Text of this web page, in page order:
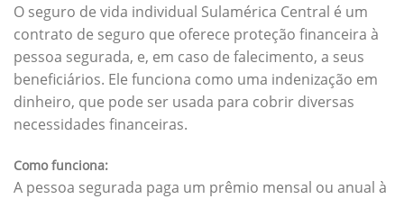
O seguro de vida individual Sulamérica Central é um
contrato de seguro que oferece proteção financeira à
pessoa segurada, e, em caso de falecimento, a seus
beneficiários. Ele funciona como uma indenização em
dinheiro, que pode ser usada para cobrir diversas
necessidades financeiras.
Como funciona:
A pessoa segurada paga um prêmio mensal ou anual à